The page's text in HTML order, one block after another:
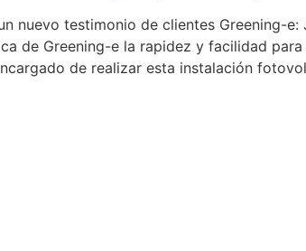
nuevo testimonio de clientes Greening-
de Greening-e la rapidez y facilidad
de realizar esta instalación